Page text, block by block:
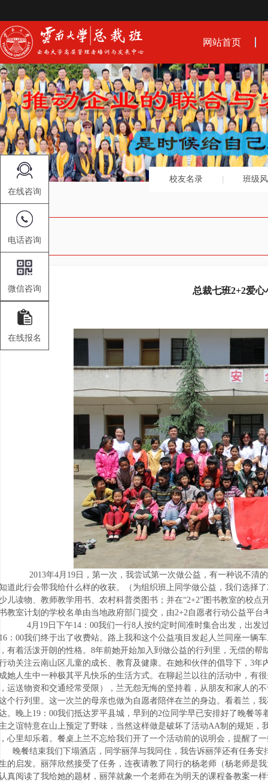
网站首页
校友名录 班级
学员活动
总裁七班2+2爱
2013年4月19日，第一次，我尝试第一次做公益，有一种说不清
道此行会带我给什么样的收获。（为组织班上同学做公益，我们选择
儿读物、教师教学用书、农村科普类图书；并在“2+2”图书教室的校
教室计划的学校名单由当地政府部门提交，由2+2自愿者行动公益平
4月19日下午14：00我们一行8人按约定时间准时集合出发，出发
：00我们终于出了收费站。路上我和这个公益项目发起人兰同座一辆
有着活泼开朗的性格。8年前她开始加入到做公益的行列里，无偿的帮
动关注云南山区儿童的成长、教育及健康。在她和伙伴的倡导下，3
她人生中一种极其平凡快乐的生活方式。在聊起兰以往的活动中，有
运送物资和交通经常受限），兰无怨无悔的坚持着，从朋友和家人的
个行列里。这一次兰的母亲也做为自愿者陪伴在兰的身边。看着兰，
。晚上19：00我们抵达罗平县城，早到的2位同学早已安排好了晚餐
之谊特意在山上预定了野味，当然这样做是破坏了活动AA制的规矩
心里却乐着。餐桌上兰不忘给我们开了一个活动前的说明会，提醒了
晚餐结束我们下塌酒店，同学丽萍与我同住，我告诉丽萍还有任务
的启发。丽萍欣然接受了任务，连夜请教了同行的杨老师（杨老师是
真阅读了我给她的题材，丽萍就象一个老师在为明天的课程备教案一
在线咨询
电话咨询
微信咨询
在线报名